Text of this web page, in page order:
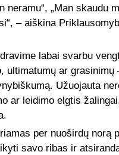
neramu“, „Man skaudu
– aiškina
labai svarbu
ultimatumų ar grasinimų
Užuojauta
ar leidimo elgtis
per nuoširdų norą
savo ribas ir